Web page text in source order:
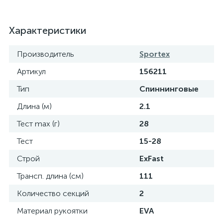
Характеристики
Производитель
Sportex
Артикул
156211
Тип
Спиннинговые
Длина (м)
2.1
Тест max (г)
28
Тест
15-28
Строй
ExFast
Трансп. длина (см)
111
Количество секций
2
Материал рукоятки
EVA